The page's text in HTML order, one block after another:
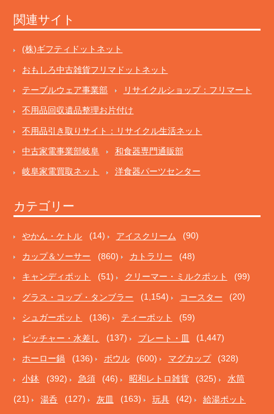
関連サイト
(株)ギフティドットネット
おもしろ中古雑貨フリマドットネット
テーブルウェア事業部 リサイクルショップ：フリマート
不用品回収遺品整理お片付け
不用品引き取りサイト：リサイクル生活ネット
中古家電事業部岐阜 和食器専門通販部
岐阜家電買取ネット 洋食器パーツセンター
カテゴリー
やかん・ケトル (14) アイスクリーム (90)
カップ＆ソーサー (860) カトラリー (48)
キャンディポット (51) クリーマー・ミルクポット (99)
グラス・コップ・タンブラー (1,154) コースター (20)
シュガーポット (136) ティーポット (59)
ピッチャー・水差し (137) プレート・皿 (1,447)
ホーロー鍋 (136) ボウル (600) マグカップ (328)
小鉢 (392) 急須 (46) 昭和レトロ雑貨 (325) 水筒
(21) 湯呑 (127) 灰皿 (163) 玩具 (42) 給湯ポット